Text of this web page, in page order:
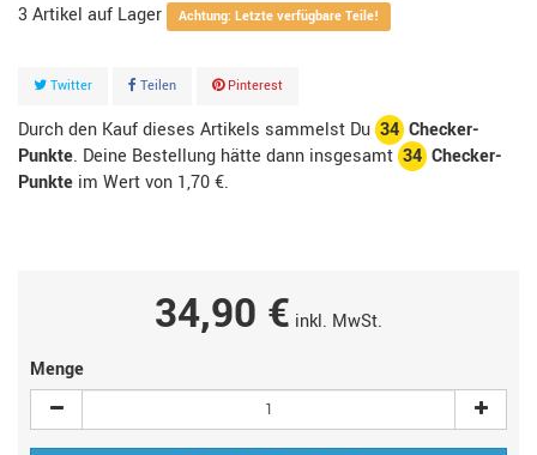
3 Artikel Achtung: Letzte verfügbare Teile!
Twitter Teilen Pinterest
Durch den Kauf dieses Artikels sammelst Du 34 Checker-
Punkte. Deine Bestellung hätte dann insgesamt 34 Checker-
Punkte im Wert von 1,70 €.
34,90 € inkl. MwSt.
Menge